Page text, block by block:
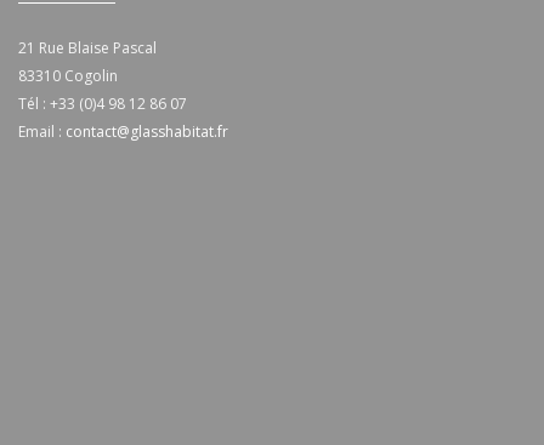
21 Rue Blaise Pascal
83310 Cogolin
Tél : +33 (0)4 98 12 86 07
Email : contact@glasshabitat.fr